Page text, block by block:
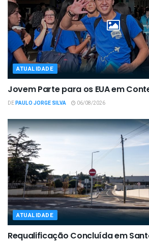
ATUALIDADE
Jovem Parte para os EUA em
DEPAULO JORGE SILVA 06/08/2026
ATUALIDADE
Requalificação Concluída em